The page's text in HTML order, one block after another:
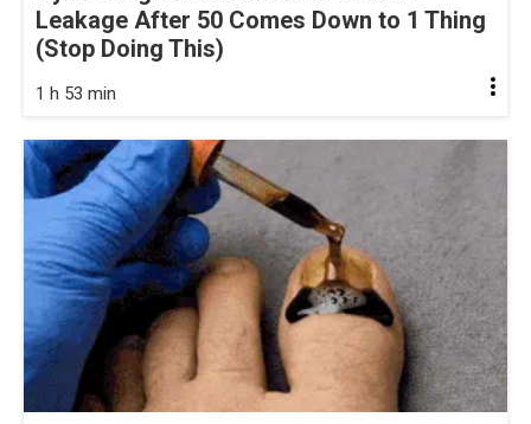
Leakage After 50 Comes Down to 1 Thing
(Stop Doing This)
1 h 53 min